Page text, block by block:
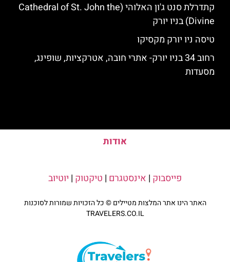
קתדרלת סנט ג'ון האלוהי (Cathedral of St. John the
Divine) בניו יורק
טיסה ניו יורק מקסיקו
רחוב 34 בניו יורק- אתרי חובה, אטרקציות, שופינג,
מסעדות
אודות
פייסבוק | אינסטגרם | טיקטוק | יוטיוב
האתר הינו אתר המלצות מטיילים © כל הזכויות שמורות לסוכנות
TRAVELERS.CO.IL